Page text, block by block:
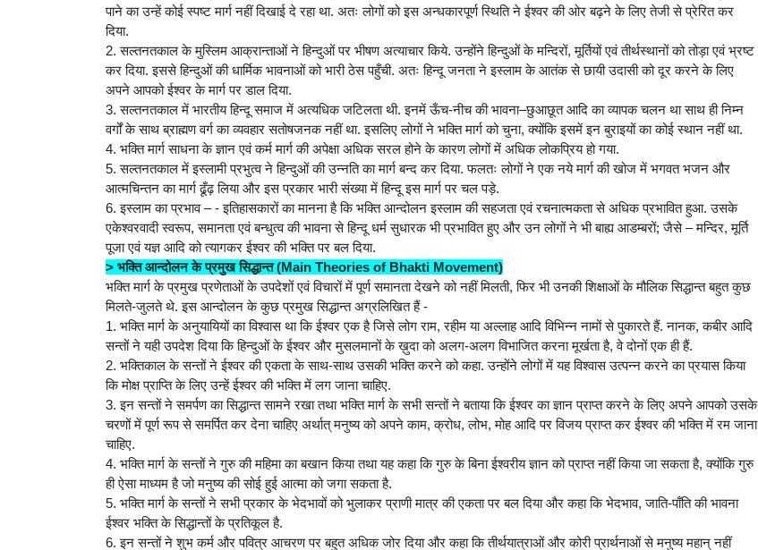
पाने का उन्हें कोई स्पष्ट मार्ग नहीं दिखाई दे रहा था. अतः लोगों को इस अन्धकारपूर्ण स्थिति ने ईश्वर की ओर बढ़ने के लिए तेजी से प्रेरित कर
दिया.
2. सल्तनतकाल के मुस्लिम आक्रान्ताओं ने हिन्दुओं पर भीषण अत्याचार किये. उन्होंने हिन्दुओं के मन्दिरों, मूर्तियों एवं तीर्थस्थानों को तोड़ा एवं भ्रष्ट
कर दिया. इससे हिन्दुओं की धार्मिक भावनाओं को भारी ठेस पहुँची. अतः हिन्दू जनता ने इस्लाम के आतंक से छायी उदासी को दूर करने के लिए
अपने आपको ईश्वर के मार्ग पर डाल दिया.
3. सल्तनतकाल में भारतीय हिन्दू समाज में अत्यधिक जटिलता थी. इनमें ऊँच-नीच की भावना–छुआछूत आदि का व्यापक चलन था साथ ही निम्न
वर्गों के साथ ब्राह्मण वर्ग का व्यवहार सतोषजनक नहीं था. इसलिए लोगों ने भक्ति मार्ग को चुना, क्योंकि इसमें इन बुराइयों का कोई स्थान नहीं था.
4. भक्ति मार्ग साधना के ज्ञान एवं कर्म मार्ग की अपेक्षा अधिक सरल होने के कारण लोगों में अधिक लोकप्रिय हो गया.
5. सल्तनतकाल में इस्लामी प्रभुत्व ने हिन्दुओं की उन्नति का मार्ग बन्द कर दिया. फलतः लोगों ने एक नये मार्ग की खोज में भगवत भजन और
आत्मचिन्तन का मार्ग ढूँढ़ लिया और इस प्रकार भारी संख्या में हिन्दू इस मार्ग पर चल पड़े.
6. इस्लाम का प्रभाव – - इतिहासकारों का मानना है कि भक्ति आन्दोलन इस्लाम की सहजता एवं रचनात्मकता से अधिक प्रभावित हुआ. उसके
एकेश्वरवादी स्वरूप, समानता एवं बन्धुत्व की भावना से हिन्दू धर्म सुधारक भी प्रभावित हुए और उन लोगों ने भी बाह्य आडम्बरों; जैसे – मन्दिर, मूर्ति
पूजा एवं यज्ञ आदि को त्यागकर ईश्वर की भक्ति पर बल दिया.
> भक्ति आन्दोलन के प्रमुख सिद्धान्त (Main Theories of Bhakti Movement)
भक्ति मार्ग के प्रमुख प्रणेताओं के उपदेशों एवं विचारों में पूर्ण समानता देखने को नहीं मिलती, फिर भी उनकी शिक्षाओं के मौलिक सिद्धान्त बहुत कुछ
मिलते-जुलते थे. इस आन्दोलन के कुछ प्रमुख सिद्धान्त अग्रलिखित हैं -
1. भक्ति मार्ग के अनुयायियों का विश्वास था कि ईश्वर एक है जिसे लोग राम, रहीम या अल्लाह आदि विभिन्न नामों से पुकारते हैं. नानक, कबीर आदि
सन्तों ने यही उपदेश दिया कि हिन्दुओं के ईश्वर और मुसलमानों के ख़ुदा को अलग-अलग विभाजित करना मूर्खता है, वे दोनों एक ही हैं.
2. भक्तिकाल के सन्तों ने ईश्वर की एकता के साथ-साथ उसकी भक्ति करने को कहा. उन्होंने लोगों में यह विश्वास उत्पन्न करने का प्रयास किया
कि मोक्ष प्राप्ति के लिए उन्हें ईश्वर की भक्ति में लग जाना चाहिए.
3. इन सन्तों ने समर्पण का सिद्धान्त सामने रखा तथा भक्ति मार्ग के सभी सन्तों ने बताया कि ईश्वर का ज्ञान प्राप्त करने के लिए अपने आपको उसके
चरणों में पूर्ण रूप से समर्पित कर देना चाहिए अर्थात् मनुष्य को अपने काम, क्रोध, लोभ, मोह आदि पर विजय प्राप्त कर ईश्वर की भक्ति में रम जाना
चाहिए.
4. भक्ति मार्ग के सन्तों ने गुरु की महिमा का बखान किया तथा यह कहा कि गुरु के बिना ईश्वरीय ज्ञान को प्राप्त नहीं किया जा सकता है, क्योंकि गुरु
ही ऐसा माध्यम है जो मनुष्य की सोई हुई आत्मा को जगा सकता है.
5. भक्ति मार्ग के सन्तों ने सभी प्रकार के भेदभावों को भुलाकर प्राणी मात्र की एकता पर बल दिया और कहा कि भेदभाव, जाति-पाँति की भावना
ईश्वर भक्ति के सिद्धान्तों के प्रतिकूल है.
6. इन सन्तों ने शुभ कर्म और पवित्र आचरण पर बहुत अधिक जोर दिया और कहा कि तीर्थयात्राओं और कोरी प्रार्थनाओं से मनुष्य महान् नहीं